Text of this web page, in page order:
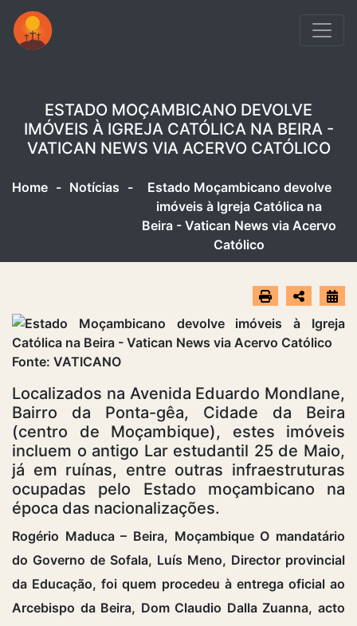
ESTADO MOÇAMBICANO DEVOLVE
IMÓVEIS À IGREJA CATÓLICA NA BEIRA -
VATICAN NEWS VIA ACERVO CATÓLICO
Home - Notícias -
Estado Moçambicano devolve
imóveis à Igreja Católica na
Beira - Vatican News via Acervo
Católico
Fonte: VATICANO
Localizados na Avenida Eduardo Mondlane,
Bairro da Ponta-gêa, Cidade da Beira
(centro de Moçambique), estes imóveis
incluem o antigo Lar estudantil 25 de Maio,
já em ruínas, entre outras infraestruturas
ocupadas pelo Estado moçambicano na
época das nacionalizações.
Rogério Maduca – Beira, Moçambique O mandatário
do Governo de Sofala, Luís Meno, Director provincial
da Educação, foi quem procedeu à entrega oficial ao
Arcebispo da Beira, Dom Claudio Dalla Zuanna, acto